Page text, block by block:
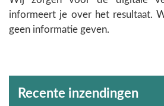
informeert je over het resultaat.
geen informatie geven.
Recente inzendingen